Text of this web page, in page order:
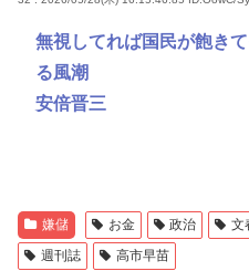
無視してれば国民が飽き
る風潮
安倍晋三
嫌儲 お金 政治 文
週刊誌
高市早苗